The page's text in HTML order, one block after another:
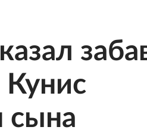
сына